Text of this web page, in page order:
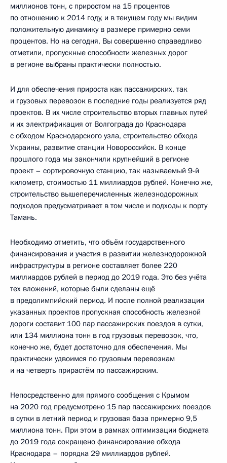
миллионов тонн, с приростом на 15 процентов
по отношению к 2014 году, и в текущем году мы видим
положительную динамику в размере примерно семи
процентов. Но на сегодня, Вы совершенно справедливо
отметили, пропускные способности железных дорог
в регионе выбраны практически полностью.
И для обеспечения прироста как пассажирских, так
и грузовых перевозок в последние годы реализуется ряд
проектов. В их числе строительство вторых главных путей
и их электрификация от Волгограда до Краснодара
с обходом Краснодарского узла, строительство обхода
Украины, развитие станции Новороссийск. В конце
прошлого года мы закончили крупнейший в регионе
проект – сортировочную станцию, так называемый 9-й
километр, стоимостью 11 миллиардов рублей. Конечно же,
строительство вышеперечисленных железнодорожных
подходов предусматривает в том числе и подходы к порту
Тамань.
Необходимо отметить, что объём государственного
финансирования и участия в развитии железнодорожной
инфраструктуры в регионе составляет более 220
миллиардов рублей в период до 2019 года. Это без учёта
тех вложений, которые были сделаны ещё
в предолимпийский период. И после полной реализации
указанных проектов пропускная способность железной
дороги составит 100 пар пассажирских поездов в сутки,
или 134 миллиона тонн в год грузовых перевозок, что,
конечно же, будет достаточно для обеспечения. Мы
практически удвоимся по грузовым перевозкам
и на четверть прирастём по пассажирским.
Непосредственно для прямого сообщения с Крымом
на 2020 год предусмотрено 15 пар пассажирских поездов
в сутки в летний период и грузовая база примерно 9,5
миллиона тонн. При этом в рамках оптимизации бюджета
до 2019 года сокращено финансирование обхода
Краснодара – порядка 29 миллиардов рублей.